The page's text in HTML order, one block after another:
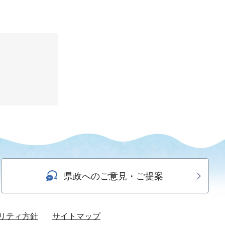
県政へのご意見・ご提案
ティ方針 サイトマップ